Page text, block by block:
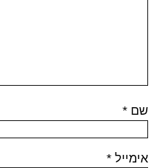
שם *
אימייל *